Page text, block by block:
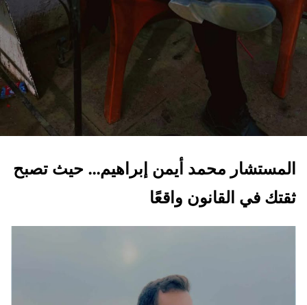
المستشار محمد أيمن إبراهيم… حيث تصبح
ثقتك في القانون واقعًا